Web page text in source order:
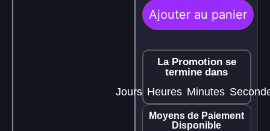
Ajouter au panier
La Promotion se
termine dans
Jours Heures Minutes
Moyens de Paiement
Disponible